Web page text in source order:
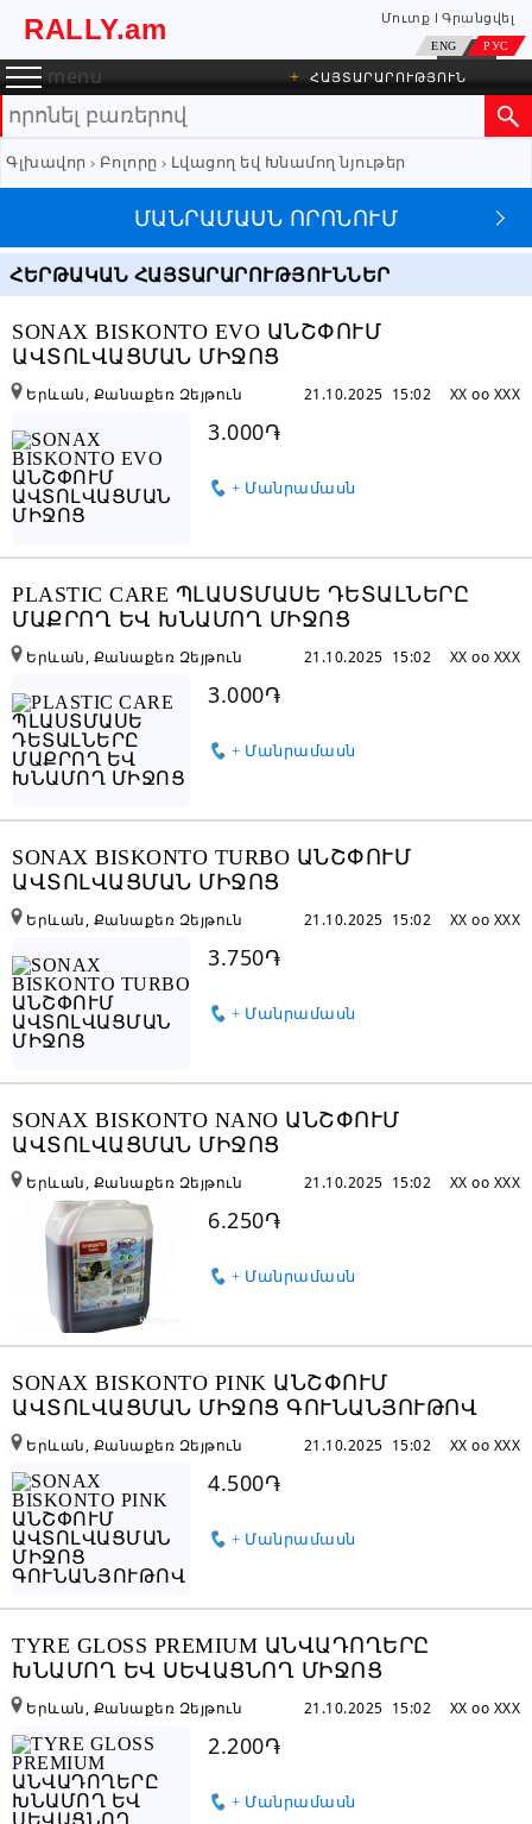
RALLY.am Մուտք Գրանցվել
ENG РУС
menu + ՀԱՅՏԱՐԱՐՈՒԹՅՈՒՆ
Գլխավոր Բոլորը Լվացող եվ Խնամող նյութեր
ՄԱՆՐԱՄԱՍՆ ՈՐՈՆՈՒՄ
ՀԵՐԹԱԿԱՆ ՀԱՅՏԱՐԱՐՈՒԹՅՈՒՆՆԵՐ
SONAX BISKONTO EVO ԱՆՇՓՈՒՄ
ԱՎՏՈԼՎԱՑՄԱՆ ՄԻՋՈՑ
3.000֏
+ Մանրամասն
XX oo XXX
21.10.2025 15:02
Երևան, Քանաքեռ Զեյթուն
PLASTIC CARE ՊԼԱՍՏՄԱՍԵ ԴԵՏԱԼՆԵՐԸ
ՄԱՔՐՈՂ ԵՎ ԽՆԱՄՈՂ ՄԻՋՈՑ
3.000֏
+ Մանրամասն
XX oo XXX
21.10.2025 15:02
Երևան, Քանաքեռ Զեյթուն
SONAX BISKONTO TURBO ԱՆՇՓՈՒՄ
ԱՎՏՈԼՎԱՑՄԱՆ ՄԻՋՈՑ
3.750֏
+ Մանրամասն
XX oo XXX
21.10.2025 15:02
Երևան, Քանաքեռ Զեյթուն
SONAX BISKONTO NANO ԱՆՇՓՈՒՄ
ԱՎՏՈԼՎԱՑՄԱՆ ՄԻՋՈՑ
6.250֏
+ Մանրամասն
XX oo XXX
21.10.2025 15:02
Երևան, Քանաքեռ Զեյթուն
SONAX BISKONTO PINK ԱՆՇՓՈՒՄ
ԱՎՏՈԼՎԱՑՄԱՆ ՄԻՋՈՑ ԳՈՒՆԱՆՅՈՒԹՈՎ
4.500֏
+ Մանրամասն
XX oo XXX
21.10.2025 15:02
Երևան, Քանաքեռ Զեյթուն
TYRE GLOSS PREMIUM ԱՆՎԱԴՈՂԵՐԸ
ԽՆԱՄՈՂ ԵՎ ՍԵՎԱՑՆՈՂ ՄԻՋՈՑ
2.200֏
+ Մանրամասն
XX oo XXX
21.10.2025 15:02
Երևան, Քանաքեռ Զեյթուն